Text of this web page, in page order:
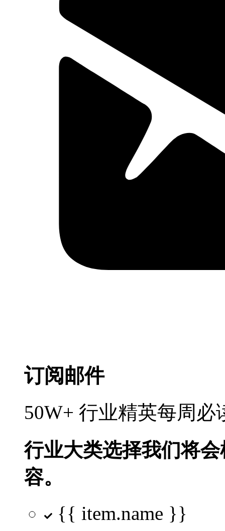
订阅邮件
50W+ 行业精英每周
行业大类选择我们将
容。
{{ item.name }}